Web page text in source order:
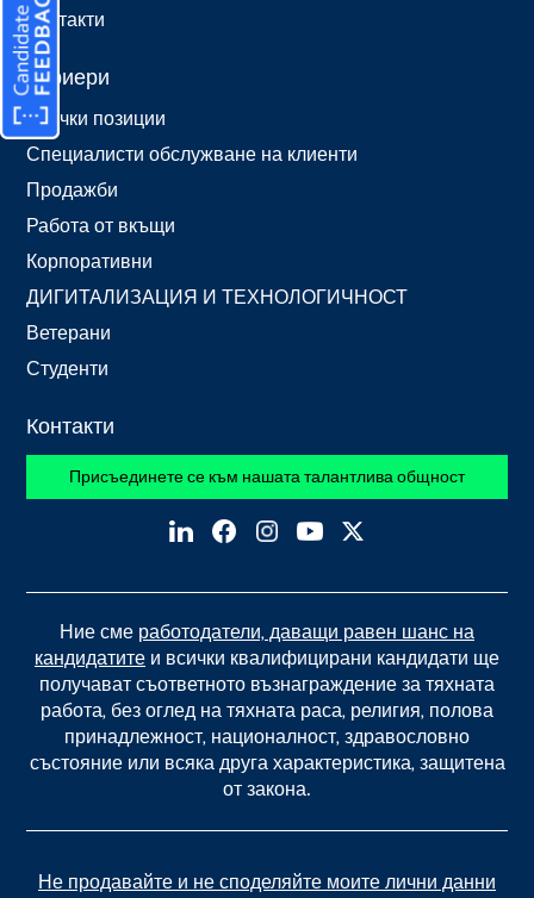
Контакти
Кариери
Всички позиции
Специалисти обслужване на клиенти
Продажби
Работа от вкъщи
Корпоративни
ДИГИТАЛИЗАЦИЯ И ТЕХНОЛОГИЧНОСТ
Ветерани
Студенти
Контакти
Присъединете се към нашата талантлива общност
Ние сме работодатели, даващи равен шанс на
кандидатите и всички квалифицирани кандидати ще
получават съответното възнаграждение за тяхната
работа, без оглед на тяхната раса, религия, полова
принадлежност, националност, здравословно
състояние или всяка друга характеристика, защитена
от закона.
Не продавайте и не споделяйте моите лични данни